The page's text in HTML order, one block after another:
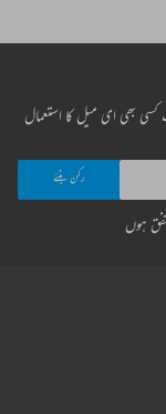
بھی ای میل کا استعمال
ہوں